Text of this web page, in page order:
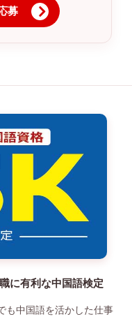
募
に有利な中国語検定
も中国語を活かした仕事